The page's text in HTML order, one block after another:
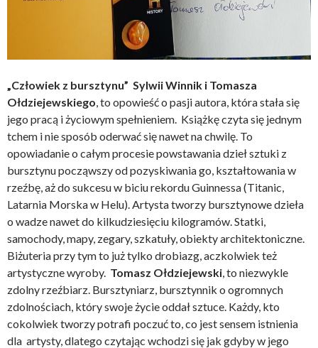
„Człowiek z bursztynu” Sylwii Winnik i Tomasza
Ołdziejewskiego, to opowieść o pasji autora, która stała się
jego pracą i życiowym spełnieniem. Książkę czyta się jednym
tchem i nie sposób oderwać się nawet na chwilę. To
opowiadanie o całym procesie powstawania dzieł sztuki z
bursztynu począwszy od pozyskiwania go, kształtowania w
rzeźbę, aż do sukcesu w biciu rekordu Guinnessa (Titanic,
Latarnia Morska w Helu). Artysta tworzy bursztynowe dzieła
o wadze nawet do kilkudziesięciu kilogramów. Statki,
samochody, mapy, zegary, szkatuły, obiekty architektoniczne.
Biżuteria przy tym to już tylko drobiazg, aczkolwiek też
artystyczne wyroby. Tomasz Ołdziejewski, to niezwykle
zdolny rzeźbiarz. Bursztyniarz, bursztynnik o ogromnych
zdolnościach, który swoje życie oddał sztuce. Każdy, kto
cokolwiek tworzy potrafi poczuć to, co jest sensem istnienia
dla artysty, dlatego czytając wchodzi się jak gdyby w jego